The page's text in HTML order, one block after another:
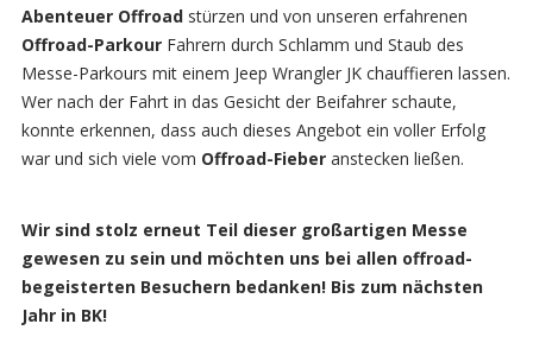
Abenteuer Offroadstürzen und von unseren erfahrenen
Offroad-ParkourFahrern durch Schlamm und Staub des
Messe-Parkours mit einem Jeep Wrangler JK chauffieren lassen.
Wer nach der Fahrt in das Gesicht der Beifahrer schaute,
konnte erkennen, dass auch dieses Angebot ein voller Erfolg
war und sich viele vom Offroad-Fieberanstecken ließen.
Wir sind stolz erneut Teil dieser großartigen Messe
gewesen zu sein und möchten uns bei allen offroad-
begeisterten Besuchern bedanken! Bis zum nächsten
Jahr in BK!